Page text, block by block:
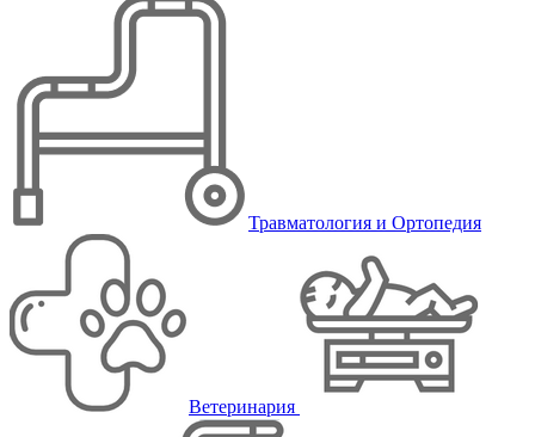
Травматология и Ортопедия
Ветеринария